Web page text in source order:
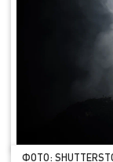
ФОТО: